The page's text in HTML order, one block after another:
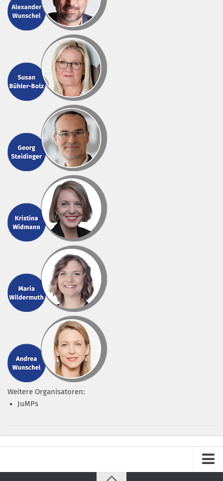
Weitere Organisatoren:
JuMPs